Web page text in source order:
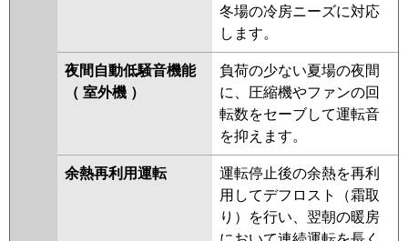
冬場の冷房ニーズに対応
します。
夜間自動低騒音機能
（ 室外機 ）
負荷の少ない夏場の夜間
に、圧縮機やファンの回
転数をセーブして運転音
を抑えます。
余熱再利用運転
運転停止後の余熱を再利
用してデフロスト（霜取
り）を行い、翌朝の暖房